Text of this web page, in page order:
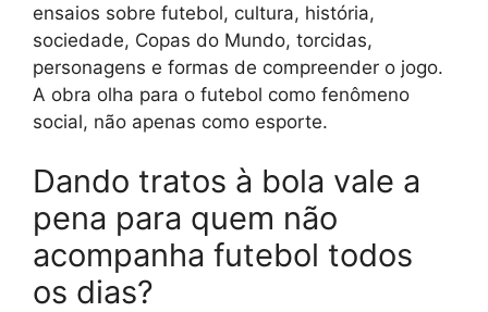
ensaios sobre futebol, cultura, história,
sociedade, Copas do Mundo, torcidas,
personagens e formas de compreender o jogo.
A obra olha para o futebol como fenômeno
social, não apenas como esporte.
Dando tratos à bola vale a
pena para quem não
acompanha futebol todos
os dias?